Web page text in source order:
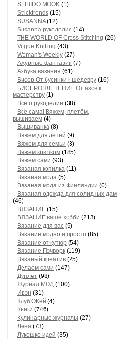
SEIBIDO MOOK (1)
Stricktrends (15)
SUSANNA(12)
Susanna рукоделие (14)
THE WORLD OF Cross Stitching (26)
Vogue Knitting (43)
Woman's Weekly (27)
Ажурные фантазии (7)
Азбука вязания (61)
Бисер От бусинки к шедевру (16)
БИСЕРОПЛЕТЕНИЕ От азов к
мастерству (1)
Все о рукоделии (38)
Всё сама! Вяжем, плетём,
вышиваем (4)
Вышиванка (8)
Вяжем для детей (9)
Вяжем для семьи (3)
Вяжем крючком (185)
Вяжем сами (93)
Вязаная копилка (11)
Вязаная мода (5)
Вязаная мода из Финляндии (6)
Вязаная одежда для солидных дам
(46)
ВЯЗАНИЕ (15)
ВЯЗАНИЕ ваше хобби (213)
Вязание для вас (5)
Вязание модно и просто (85)
Вязание от кутюр (54)
Вязание Пэчворк (119)
Вязаный креатив (25)
Делаем сами (147)
Дуплет (98)
Журнал МОД (100)
Ирэн (31)
Клуб'ОКей (4)
Книги (746)
Кулинарные журналы (27)
Лена (73)
Лукошко идей (35)